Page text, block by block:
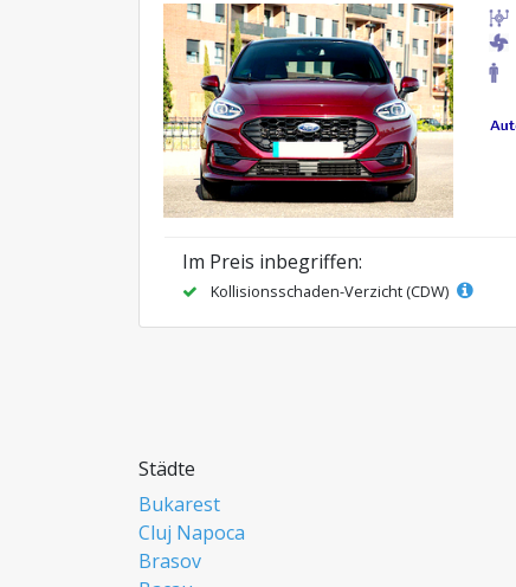
Im Preis inbegriffen:
Kollisionsschaden-Verzicht (CDW)
Städte
Bukarest
Cluj Napoca
Brasov